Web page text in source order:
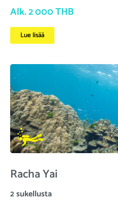
Alk. 2 000 THB
Lue lisää
Racha Yai
2 sukellusta